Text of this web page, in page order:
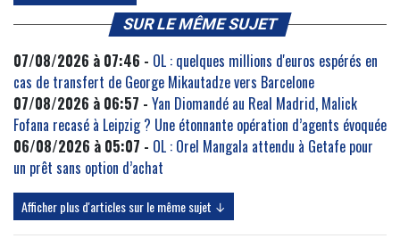
SUR LE MÊME SUJET
07/08/2026 à 07:46 - OL : quelques millions d'euros espérés en
cas de transfert de George Mikautadze vers Barcelone
07/08/2026 à 06:57 - Yan Diomandé au Real Madrid, Malick
Fofana recasé à Leipzig ? Une étonnante opération d’agents évoquée
06/08/2026 à 05:07 - OL : Orel Mangala attendu à Getafe pour
un prêt sans option d’achat
Afficher plus d'articles sur le même sujet ↓